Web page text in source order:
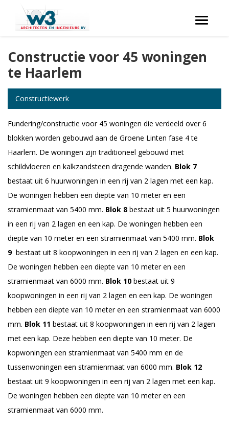
Toggle
Constructie voor 45 woningen
te Haarlem
Constructiewerk
Fundering/constructie voor 45 woningen die verdeeld over 6
blokken worden gebouwd aan de Groene Linten fase 4 te
Haarlem. De woningen zijn traditioneel gebouwd met
schildvloeren en kalkzandsteen dragende wanden. Blok 7
bestaat uit 6 huurwoningen in een rij van 2 lagen met een kap.
De woningen hebben een diepte van 10 meter en een
stramienmaat van 5400 mm. Blok 8 bestaat uit 5 huurwoningen
in een rij van 2 lagen en een kap. De woningen hebben een
diepte van 10 meter en een stramienmaat van 5400 mm. Blok
9bestaat uit 8 koopwoningen in een rij van 2 lagen en een kap.
De woningen hebben een diepte van 10 meter en een
stramienmaat van 6000 mm. Blok 10 bestaat uit 9
koopwoningen in een rij van 2 lagen en een kap. De woningen
hebben een diepte van 10 meter en een stramienmaat van 6000
mm. Blok 11 bestaat uit 8 koopwoningen in een rij van 2 lagen
met een kap. Deze hebben een diepte van 10 meter. De
kopwoningen een stramienmaat van 5400 mm en de
tussenwoningen een stramienmaat van 6000 mm. Blok 12
bestaat uit 9 koopwoningen in een rij van 2 lagen met een kap.
De woningen hebben een diepte van 10 meter en een
stramienmaat van 6000 mm.